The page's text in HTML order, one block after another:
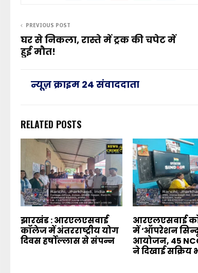
PREVIOUS POST
घर से निकला, रास्ते में ट्रक की चपेट में
हुई मौत!
न्यूज़ क्राइम 24 संवाददाता
RELATED POSTS
झारखंड : आरएलएसवाई
कॉलेज में अंतरराष्ट्रीय योग
दिवस हर्षोल्लास से संपन्न
आरएलएसवाई
में ‘ऑपरेशन
आयोजन, 45
ने दिखाई सक्रिय